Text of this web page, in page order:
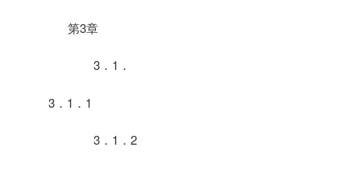
第3章
3 ． 1 ．
3 ． 1 ． 1
3 ． 1 ． 2